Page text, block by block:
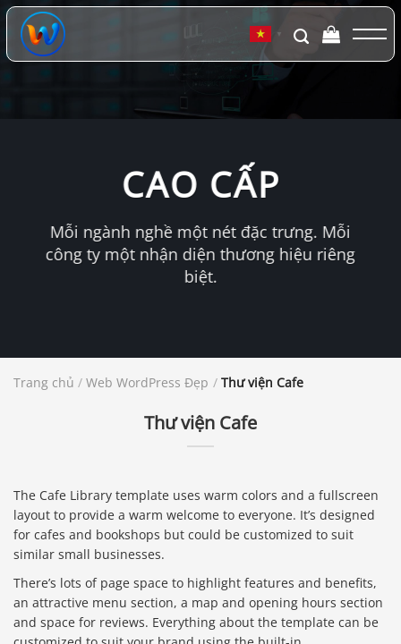
Chuyển
đến
dung
▼
CAO CẤP
Mỗi ngành nghề một nét đặc trưng. Mỗi
công ty một nhận diện thương hiệu riêng
biệt.
Trang chủ / Web WordPress Đẹp / Thư viện Cafe
Thư viện Cafe
The Cafe Library template uses warm colors and a fullscreen
layout to provide a warm welcome to everyone. It’s designed
for cafes and bookshops but could be customized to suit
similar small businesses.
There’s lots of page space to highlight features and benefits,
an attractive menu section, a map and opening hours section
and space for reviews. Everything about the template can be